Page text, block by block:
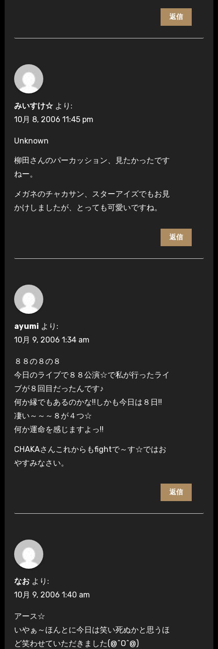
返信
みいすけ☆ より:
10月 8, 2006 11:45 pm
Unknown
柳田さんのパーカッション、見たかったです
ねー。
メガネのチャカサン、スターアイズでもお見
かけしましたが、とっても可愛いですね。
返信
ayumi より:
10月 9, 2006 1:34 am
８８の８の８
今日のライブで８８公演☆で私が行ったライ
ブが８回目だったんです♪
何か縁でもあるのかな!!しかも今日は８日!!
凄い～～～８が４つ☆
何か運命を感じますよっ!!
CHAKAさんこれからもfightで～す☆ではお
やすみなさい。
返信
なお より:
10月 9, 2006 1:40 am
アース☆
いやぁ～ほんとに今日は笑い死ぬかと思うほ
ど笑わせていただきました(@^O^@)